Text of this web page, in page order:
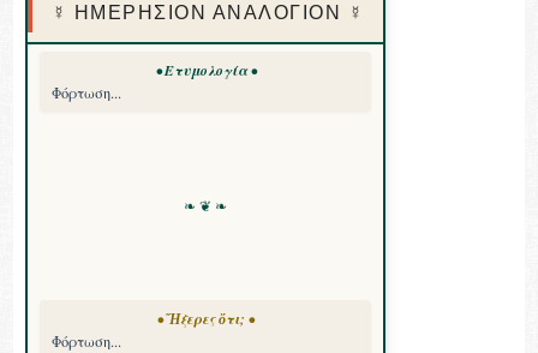
☿ ΗΜΕΡΗΣΙΟΝ ΑΝΑΛΟΓΙΟΝ ☿
• Ετυμολογία •
Φόρτωση...
❧ ❦ ❧
• Ἤξερες ὅτι; •
Φόρτωση...